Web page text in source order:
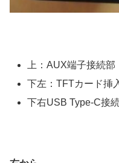
上：AUX端子接続部
下左：TFTカード挿
下右USB Type-C接